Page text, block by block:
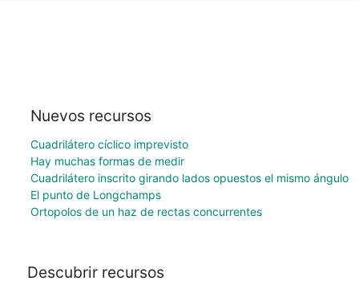
Nuevos recursos
Cuadrilátero cíclico imprevisto
Hay muchas formas de medir
Cuadrilátero inscrito girando lados opuestos el mismo ángulo
El punto de Longchamps
Ortopolos de un haz de rectas concurrentes
Descubrir recursos